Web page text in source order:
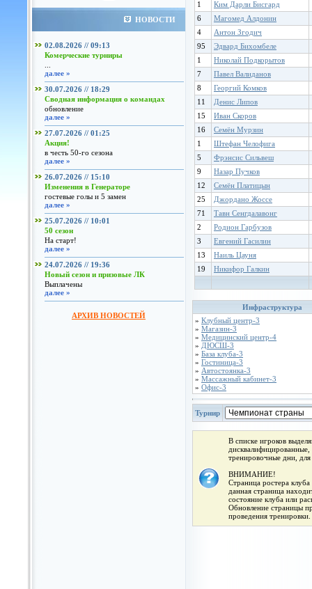
НОВОСТИ
02.08.2026 // 09:13
Комерческие турниры
далее »
30.07.2026 // 18:29
Сводная информация о командах
обновление
далее »
27.07.2026 // 01:25
Акция!
в честь 50-го сезона
далее »
26.07.2026 // 15:10
Изменения в Генераторе
гостевые голы и 5 замен
далее »
25.07.2026 // 10:01
50 сезон
На старт!
далее »
24.07.2026 // 19:36
Новый сезон и призовые ЛК
Выплачены
далее »
АРХИВ НОВОСТЕЙ
1
Ким Дарли Бисгард
6
Магомед Алдонин
4
Антон Згодич
95
Эдвард Бихомбеле
1
Николай Подкорытов
7
Павел Валиданов
8
Георгий Комков
11
Денис Липов
15
Иван Скоров
16
Семён Мурзин
1
Штефан Челофига
5
Фрэнсис Сильвеш
9
Назар Пучков
12
Семён Платицын
25
Джордано Жоссе
71
Тавн Сенгдалавонг
2
Родион Гарбузов
3
Евгений Гасилин
13
Наиль Цауня
19
Никифор Галкин
Инфраструктура
» Клубный центр-3
» Магазин-3
» Медицинский центр-4
» ДЮСШ-3
» База клуба-3
» Гостиница-3
» Автостоянка-3
» Массажный кабинет-3
» Офис-3
Турнир
В списке игроков
тренировочные дни,
ВНИМАНИЕ!
Страница ростера
данная страница
состояние клуба или
Обновление страницы
проведения тренировки.